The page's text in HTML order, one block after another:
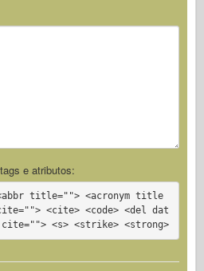
tags e atributos:
title=""> <acronym title
<cite> <code> <del dat
cite=""> <s> <strike> <strong>